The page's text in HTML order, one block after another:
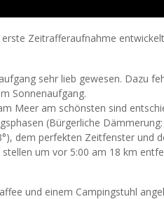
Zeitrafferaufnahme
sehr lieb gewesen. Dazu
Sonnenaufgang.
Meer am schönsten sind
(Bürgerliche
dem perfekten Zeitfenster und
um vor 5:00 am 18 km
und einem Campingstuhl